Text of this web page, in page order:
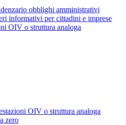
obblighi amministrativi
informativi per cittadini e imprese
OIV o struttura analoga
OIV o struttura analoga
zero